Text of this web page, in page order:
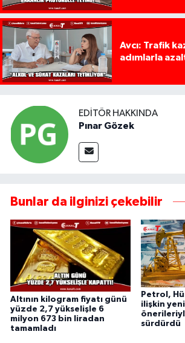
Avcı: Trafik
adımlarla
EDITÖR HAKKINDA
Pınar Gözek
Bunlar da ilginizi çekebilir
Altının kilogram fiyatı günü
yüzde 2,7 yükselişle 6
milyon 673 bin liradan
tamamladı
Petrol,
ilişkin yeni
sürdürdü